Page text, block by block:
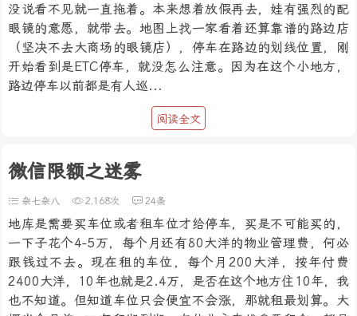
没说看不见就一直拖着。本来想着放假再去，娃有强烈的配
眼镜的意愿，就带去。地图上找一家看着还算靠谱的路边店
（坚决不去大商场的眼镜店），停车在路边的划线位置，刚
开始看到是ETC停车，就没怎么注意。因为在这个小地方，
路边停车以前都是有人巡...
阅读全文
微信限额之迷雾
杂七杂八 2,168次 24条
地库是需要买车位或者租车位才给停车，买是不可能买的，
一下子花个4-5万，每个月还有80大洋的物业管理费，何必
跟钱过不去。现在租的车位，每个月200大洋，按年付费
2400大洋，10年也就是2.4万，是否在这个地方住10年，我
也不知道。但知道车位只会便宜不会涨，那就租最划算。大